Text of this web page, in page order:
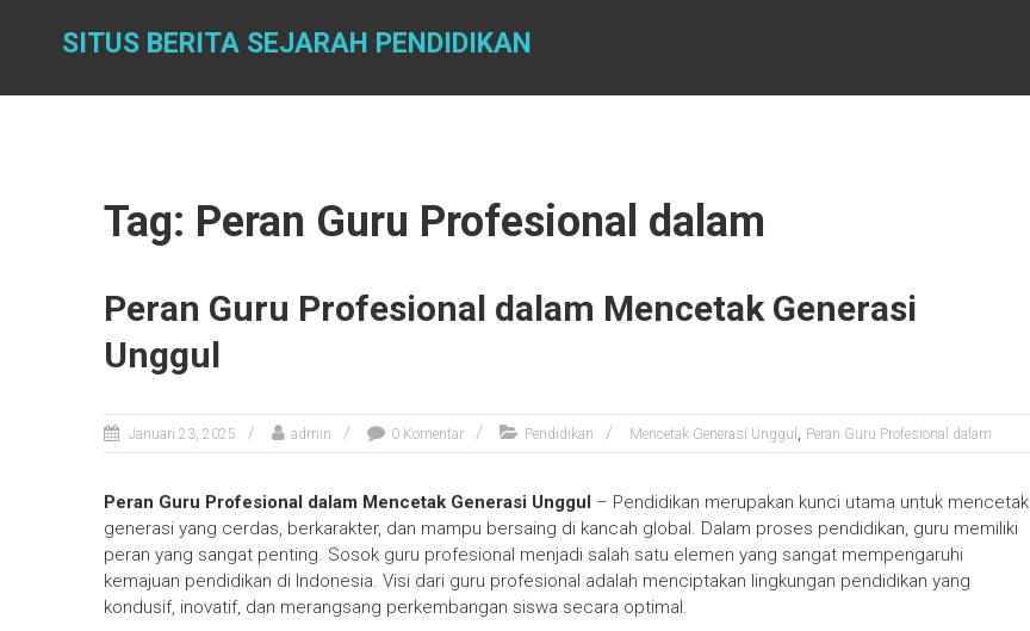
SITUS BERITA SEJARAH PENDIDIKAN
Tag: Peran Guru Profesional dalam
Peran Guru Profesional dalam Mencetak Generasi
Unggul
Januari 23, 2025 admin 0 Komentar Pendidikan Mencetak Generasi Unggul , Peran Guru Profesional dalam
Peran Guru Profesional dalam Mencetak Generasi Unggul – Pendidikan merupakan kunci utama untuk mencetak
generasi yang cerdas, berkarakter, dan mampu bersaing di kancah global. Dalam proses pendidikan, guru memiliki
peran yang sangat penting. Sosok guru profesional menjadi salah satu elemen yang sangat mempengaruhi
kemajuan pendidikan di Indonesia. Visi dari guru profesional adalah menciptakan lingkungan pendidikan yang
kondusif, inovatif, dan merangsang perkembangan siswa secara optimal.